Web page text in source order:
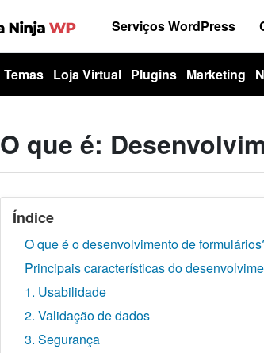
Serviços WordPress
Temas Loja Virtual Plugins Marketing
O que é:
Índice
O que é o desenvolvimento de
Principais características do
1. Usabilidade
2. Validação de dados
3. Segurança